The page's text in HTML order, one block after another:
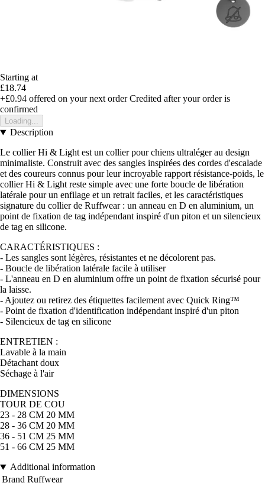
Starting at
£18.74
+£0.94 offered on your next order Credited after your order is
confirmed
Loading...
Description
Le collier Hi & Light est un collier pour chiens ultraléger au design
minimaliste. Construit avec des sangles inspirées des cordes d'escalade
et des coureurs connus pour leur incroyable rapport résistance-poids, le
collier Hi & Light reste simple avec une forte boucle de libération
latérale pour un enfilage et un retrait faciles, et les caractéristiques
signature du collier de Ruffwear : un anneau en D en aluminium, un
point de fixation de tag indépendant inspiré d'un piton et un silencieux
de tag en silicone.
CARACTÉRISTIQUES :
- Les sangles sont légères, résistantes et ne décolorent pas.
- Boucle de libération latérale facile à utiliser
- L'anneau en D en aluminium offre un point de fixation sécurisé pour
la laisse.
- Ajoutez ou retirez des étiquettes facilement avec Quick Ring™
- Point de fixation d'identification indépendant inspiré d'un piton
- Silencieux de tag en silicone
ENTRETIEN :
Lavable à la main
Détachant doux
Séchage à l'air
DIMENSIONS
TOUR DE COU
23 - 28 CM 20 MM
28 - 36 CM 20 MM
36 - 51 CM 25 MM
51 - 66 CM 25 MM
Additional information
Brand Ruffwear